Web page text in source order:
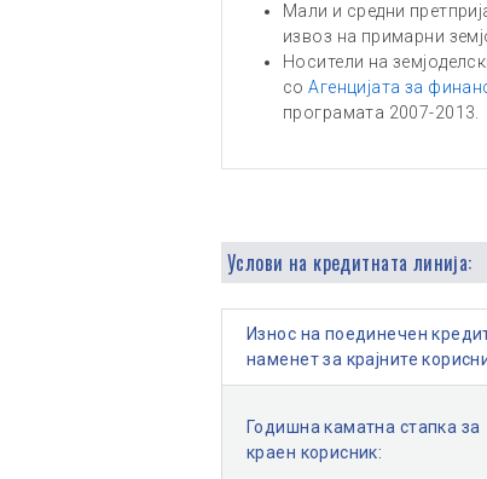
Мали и средни
извоз на примарни
Носители на
соАгенцијата за
програмата 2007-2013.
Услови на кредитната линија:
Износ на поединечен
наменет за крајните
Годишна каматна стапка за
краен корисник: